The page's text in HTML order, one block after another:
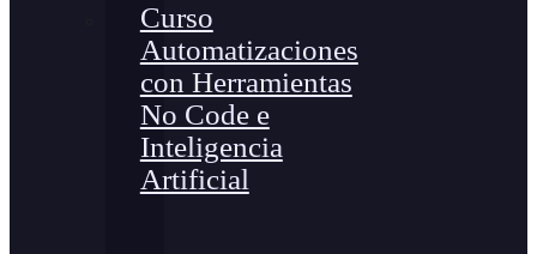
Curso
Automatizaciones
con Herramientas
No Code e
Inteligencia
Artificial